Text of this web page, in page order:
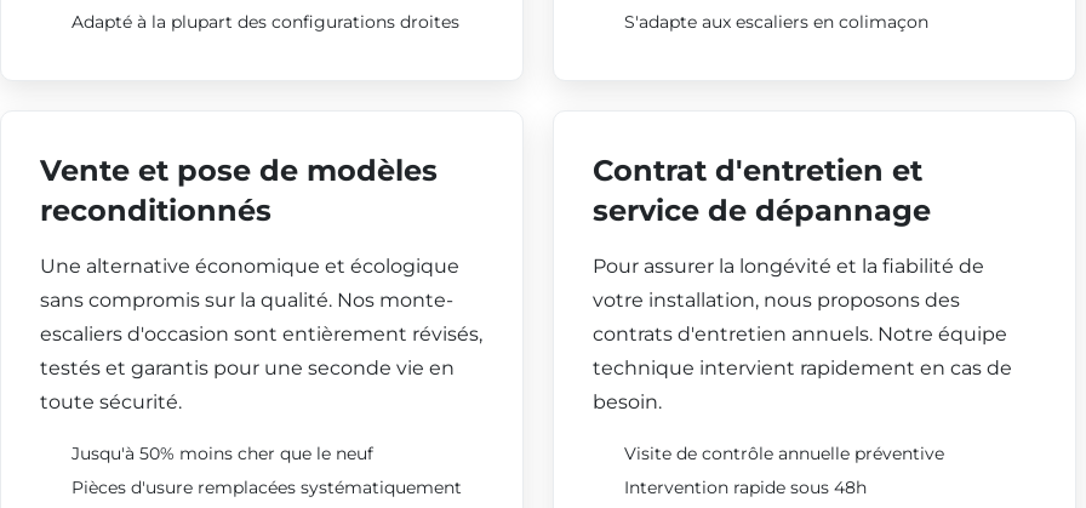
Adapté à la plupart des configurations droites
S'adapte aux escaliers en colimaçon
Vente et pose de modèles
reconditionnés
Une alternative économique et écologique
sans compromis sur la qualité. Nos monte-
escaliers d'occasion sont entièrement révisés,
testés et garantis pour une seconde vie en
toute sécurité.
Jusqu'à 50% moins cher que le neuf
Pièces d'usure remplacées systématiquement
Contrat d'entretien et
service de dépannage
Pour assurer la longévité et la fiabilité de
votre installation, nous proposons des
contrats d'entretien annuels. Notre équipe
technique intervient rapidement en cas de
besoin.
Visite de contrôle annuelle préventive
Intervention rapide sous 48h